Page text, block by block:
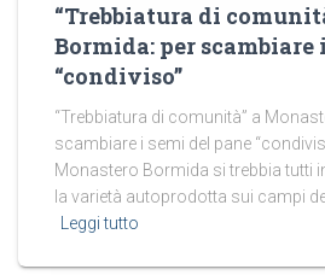
“Trebbiatura di
Bormida: per scambiare
“condiviso”
“Trebbiatura di comunità” a
scambiare i semi del pane
Monastero Bormida si trebbia tutti
la varietà autoprodotta sui campi
Leggi tutto